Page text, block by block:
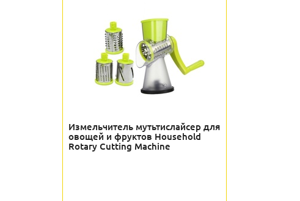
Измельчитель мутьтислайсер для
овощей и фруктов Household
Rotary Cutting Machine